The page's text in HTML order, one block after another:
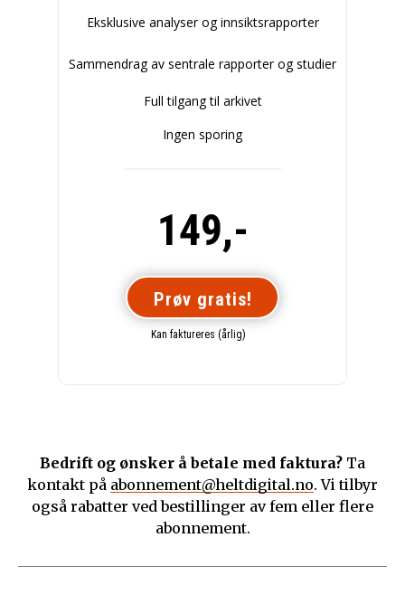
Eksklusive analyser og innsiktsrapporter
Sammendrag av sentrale rapporter og studier
Full tilgang til arkivet
Ingen sporing
149,-
Prøv gratis!
Kan faktureres (årlig)
Bedrift og ønsker å betale med faktura? Ta
kontakt på abonnement@heltdigital.no. Vi tilbyr
også rabatter ved bestillinger av fem eller flere
abonnement.